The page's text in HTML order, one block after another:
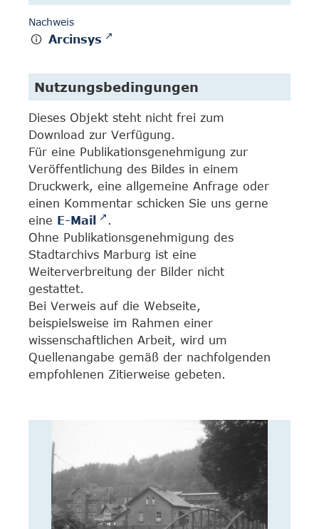
Nachweis
Arcinsys
Nutzungsbedingungen
Dieses Objekt steht nicht frei zum
Download zur Verfügung.
Für eine Publikationsgenehmigung zur
Veröffentlichung des Bildes in einem
Druckwerk, eine allgemeine Anfrage oder
einen Kommentar schicken Sie uns gerne
eine E-Mail
.
Ohne Publikationsgenehmigung des
Stadtarchivs Marburg ist eine
Weiterverbreitung der Bilder nicht
gestattet.
Bei Verweis auf die Webseite,
beispielsweise im Rahmen einer
wissenschaftlichen Arbeit, wird um
Quellenangabe gemäß der nachfolgenden
empfohlenen Zitierweise gebeten.